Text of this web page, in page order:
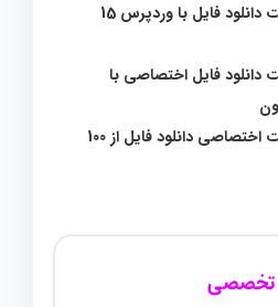
هزینه طراحی سایت دانلود فایل با وردپرس 15
فایل اختصاصی با
هزینه طراحی سایت اختصاصی دانلود فایل از 100
تخصصی